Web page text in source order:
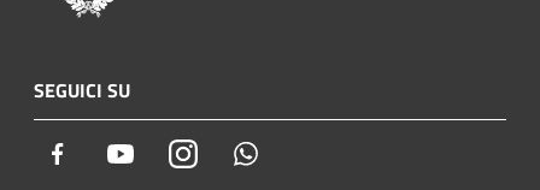
SEGUICI SU
Facebook YoutubeInstagram